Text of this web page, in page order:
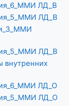
ЛД_В
ЛД_В
ЛД_В
внутренних
ЛД_О
ЛД_О